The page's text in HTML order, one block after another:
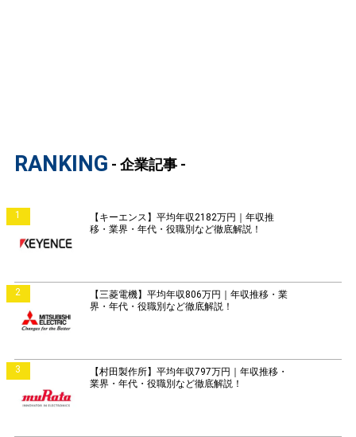
RANKING - 企業記事 -
1
【キーエンス】平均年収2182万円｜年収推
移・業界・年代・役職別など徹底解説！
2
【三菱電機】平均年収806万円｜年収推移・業
界・年代・役職別など徹底解説！
3
【村田製作所】平均年収797万円｜年収推移・
業界・年代・役職別など徹底解説！